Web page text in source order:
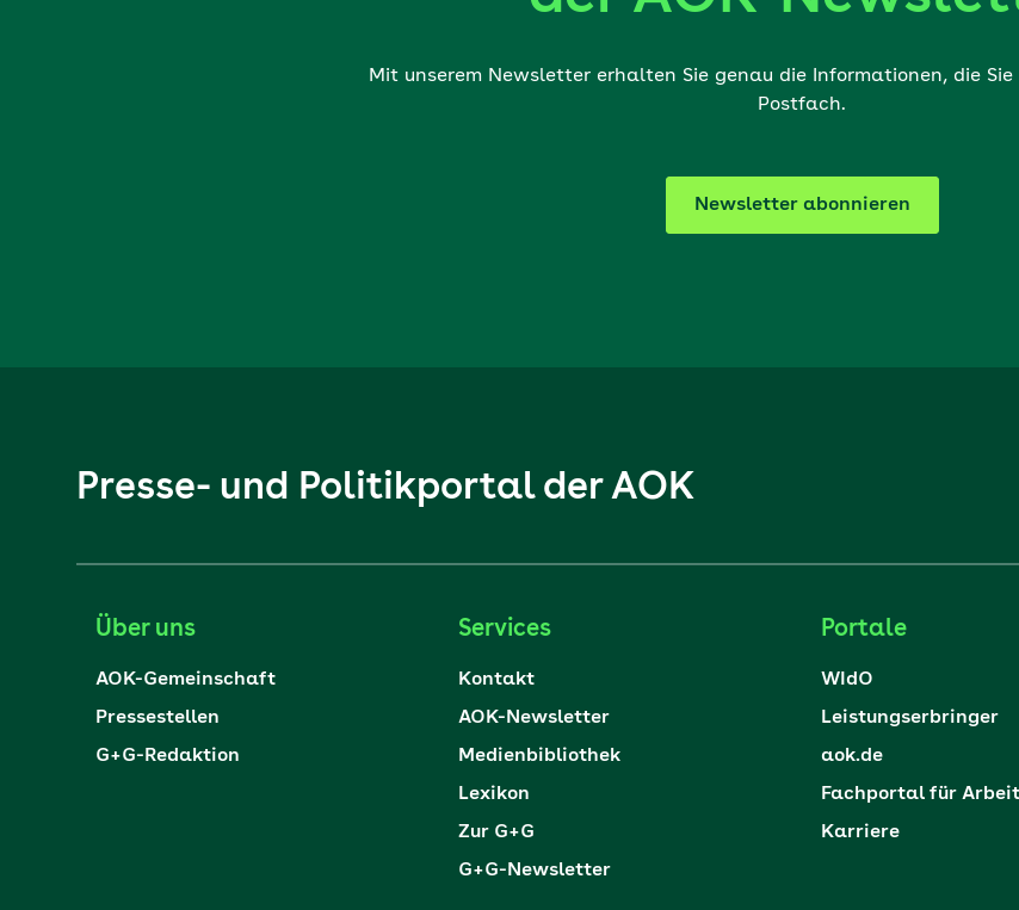
Mit unserem Newsletter erhalten Sie genau die Informationen, die
Postfach.
Newsletter abonnieren
Presse- und Politikportal der AOK
Über uns
AOK-Gemeinschaft
Pressestellen
G+G-Redaktion
Services
Kontakt
AOK-Newsletter
Medienbibliothek
Lexikon
Zur G+G
G+G-Newsletter
Portale
WIdO
Leistungserbringer
aok.de
Fachportal für
Karriere